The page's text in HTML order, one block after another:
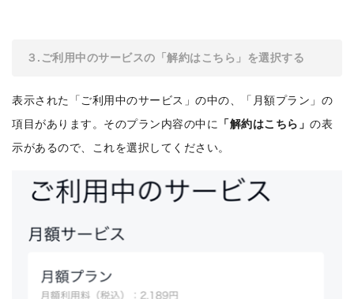
３.ご利用中のサービスの「解約はこちら」を選択する
表示された「ご利用中のサービス」の中の、「月額プラン」の
項目があります。そのプラン内容の中に
「解約はこちら」の表
示があるので、これを選択してください。